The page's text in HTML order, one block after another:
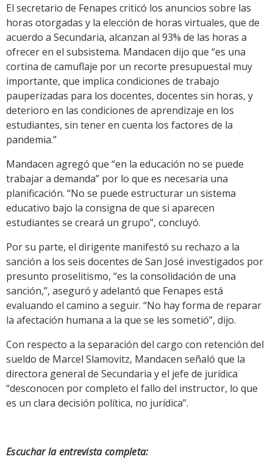
El secretario de Fenapes criticó los anuncios sobre las
horas otorgadas y la elección de horas virtuales, que de
acuerdo a Secundaria, alcanzan al 93% de las horas a
ofrecer en el subsistema. Mandacen dijo que “es una
cortina de camuflaje por un recorte presupuestal muy
importante, que implica condiciones de trabajo
pauperizadas para los docentes, docentes sin horas, y
deterioro en las condiciones de aprendizaje en los
estudiantes, sin tener en cuenta los factores de la
pandemia.”
Mandacen agregó que “en la educación no se puede
trabajar a demanda” por lo que es necesaria una
planificación. “No se puede estructurar un sistema
educativo bajo la consigna de que si aparecen
estudiantes se creará un grupo”, concluyó.
Por su parte, el dirigente manifestó su rechazo a la
sanción a los seis docentes de San José investigados por
presunto proselitismo, “es la consolidación de una
sanción,”, aseguró y adelantó que Fenapes está
evaluando el camino a seguir. “No hay forma de reparar
la afectación humana a la que se les sometió”, dijo.
Con respecto a la separación del cargo con retención del
sueldo de Marcel Slamovitz, Mandacen señaló que la
directora general de Secundaria y el jefe de jurídica
“desconocen por completo el fallo del instructor, lo que
es un clara decisión política, no jurídica”.
Escuchar la entrevista completa: